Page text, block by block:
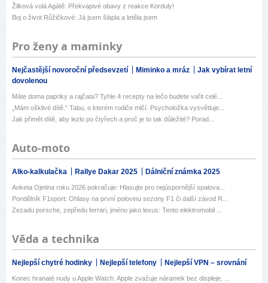
Žilková volá Agátě: Překvapivé obavy z reakce Korduly!
Boj o život Růžičkové: Já jsem šlápla a letěla jsem
Pro ženy a maminky
Nejčastější novoroční předsevzetí Miminko a mráz
Jak vybírat letní
dovolenou
Máte doma papriky a rajčata? Tyhle 4 recepty na lečo budete vařit celé...
„Mám ošklivé dítě.“ Tabu, o kterém rodiče mlčí. Psycholožka vysvětluje...
Jak přimět dítě, aby lezlo po čtyřech a proč je to tak důležité? Porad...
Auto-moto
Alko-kalkulačka Rallye Dakar 2025 Dálniční známka 2025
Anketa Ojetina roku 2026 pokračuje: Hlasujte pro nejúspornější spalova...
Pondělník F1sport: Ohlasy na první polovinu sezony F1 či další závod R...
Zezadu porsche, zepředu ferrari, jméno jako lexus: Tento elektromobil ...
Věda a technika
Nejlepší chytré hodinky Nejlepší telefony Nejlepší VPN – srovnání
Konec hranaté nudy u Apple Watch. Apple zvažuje náramek bez displeje, ...